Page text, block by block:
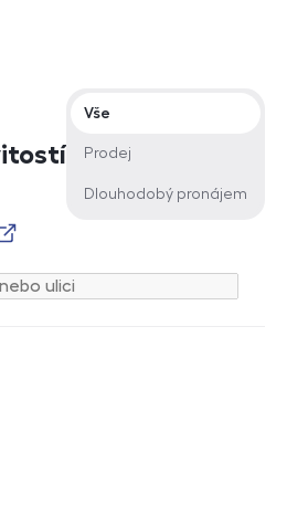
Typ nabídky
Vše
Prodej
Dlouhodobý pronájem